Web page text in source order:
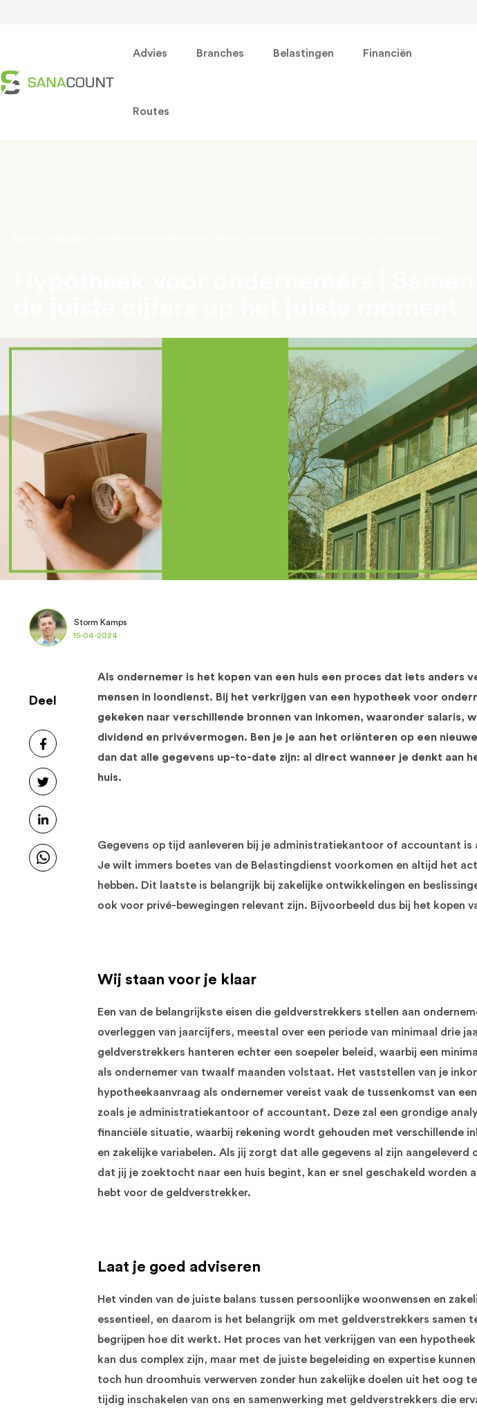
Advies Branches Belastingen Financiën
Routes
Storm Kamps
15-04-2024
Deel
Als ondernemer is het kopen van een huis een proces dat iets anders
mensen in loondienst. Bij het verkrijgen van een hypotheek voor
gekeken naar verschillende bronnen van inkomen, waaronder salaris,
dividend en privévermogen. Ben je je aan het oriënteren op een
dan dat alle gegevens up-to-date zijn: al direct wanneer je denkt aan
huis.
Gegevens op tijd aanleveren bij je administratiekantoor of accountant is
Je wilt immers boetes van de Belastingdienst voorkomen en altijd het
hebben. Dit laatste is belangrijk bij zakelijke ontwikkelingen en
ook voor privé-bewegingen relevant zijn. Bijvoorbeeld dus bij het kopen
Wij staan voor je klaar
Een van de belangrijkste eisen die geldverstrekkers stellen aan
overleggen van jaarcijfers, meestal over een periode van minimaal drie
geldverstrekkers hanteren echter een soepeler beleid, waarbij een
als ondernemer van twaalf maanden volstaat. Het vaststellen van je
hypotheekaanvraag als ondernemer vereist vaak de tussenkomst van
zoals je administratiekantoor of accountant. Deze zal een grondige
financiële situatie, waarbij rekening wordt gehouden met verschillende
en zakelijke variabelen. Als jij zorgt dat alle gegevens al zijn aangeleverd
dat jij je zoektocht naar een huis begint, kan er snel geschakeld worden
hebt voor de geldverstrekker.
Laat je goed adviseren
Het vinden van de juiste balans tussen persoonlijke woonwensen en
essentieel, en daarom is het belangrijk om met geldverstrekkers samen
begrijpen hoe dit werkt. Het proces van het verkrijgen van een
kan dus complex zijn, maar met de juiste begeleiding en expertise
toch hun droomhuis verwerven zonder hun zakelijke doelen uit het oog
tijdig inschakelen van ons en samenwerking met geldverstrekkers die